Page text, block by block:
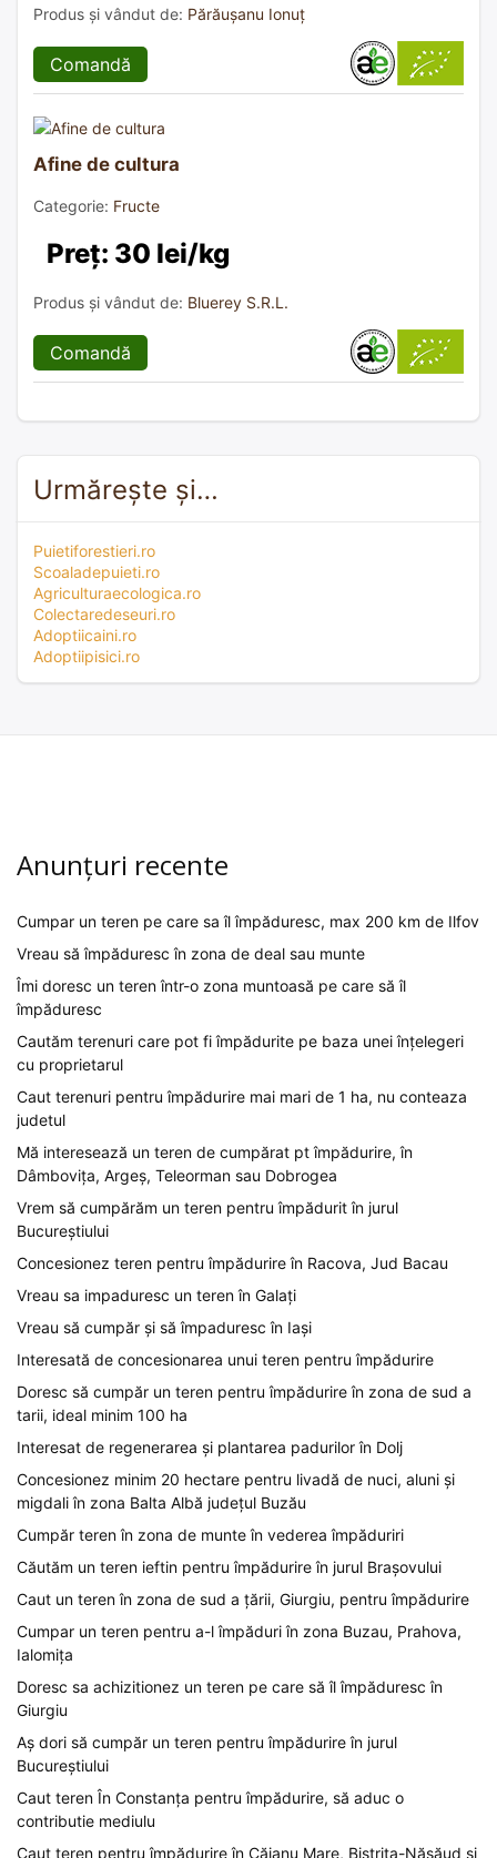
Produs și vândut de: Părăușanu Ionuț
Comandă
Afine de cultura
Categorie: Fructe
Preț: 30 lei/kg
Produs și vândut de: Bluerey S.R.L.
Comandă
Urmărește și…
Puietiforestieri.ro
Scoaladepuieti.ro
Agriculturaecologica.ro
Colectaredeseuri.ro
Adoptiicaini.ro
Adoptiipisici.ro
Anunțuri recente
Cumpar un teren pe care sa îl împăduresc, max 200 km de Ilfov
Vreau să împăduresc în zona de deal sau munte
Îmi doresc un teren într-o zona muntoasă pe care să îl
împăduresc
Cautăm terenuri care pot fi împădurite pe baza unei înțelegeri
cu proprietarul
Caut terenuri pentru împădurire mai mari de 1 ha, nu conteaza
judetul
Mă interesează un teren de cumpărat pt împădurire, în
Dâmbovița, Argeș, Teleorman sau Dobrogea
Vrem să cumpărăm un teren pentru împădurit în jurul
Bucureștiului
Concesionez teren pentru împădurire în Racova, Jud Bacau
Vreau sa impaduresc un teren în Galați
Vreau să cumpăr și să împaduresc în Iași
Interesată de concesionarea unui teren pentru împădurire
Doresc să cumpăr un teren pentru împădurire în zona de sud a
tarii, ideal minim 100 ha
Interesat de regenerarea și plantarea padurilor în Dolj
Concesionez minim 20 hectare pentru livadă de nuci, aluni și
migdali în zona Balta Albă județul Buzău
Cumpăr teren în zona de munte în vederea împăduriri
Căutăm un teren ieftin pentru împădurire în jurul Brașovului
Caut un teren în zona de sud a țării, Giurgiu, pentru împădurire
Cumpar un teren pentru a-l împăduri în zona Buzau, Prahova,
Ialomița
Doresc sa achizitionez un teren pe care să îl împăduresc în
Giurgiu
Aș dori să cumpăr un teren pentru împădurire în jurul
Bucureștiului
Caut teren În Constanța pentru împădurire, să aduc o
contributie mediulu
Caut teren pentru împădurire în Căianu Mare, Bistrița-Năsăud și